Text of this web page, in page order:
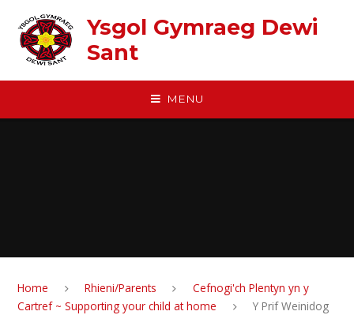
Ysgol Gymraeg Dewi
Sant
MENU
Home Rhieni/Parents
Cefnogi'ch Plentyn yn y
Cartref ~ Supporting your child at home
Y Prif Weinidog